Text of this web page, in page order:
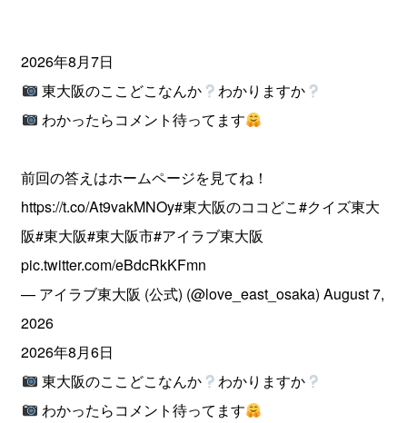
2026年8月7日
東大阪のここどこなんか
わかりますか
わかったらコメント待ってます
前回の答えはホームページを見てね！
https://t.co/At9vakMNOy#東大阪のココどこ#クイズ東大
阪#東大阪#東大阪市#アイラブ東大阪
pic.twitter.com/eBdcRkKFmn
— アイラブ東大阪 (公式) (@love_east_osaka)August 7,
2026
2026年8月6日
東大阪のここどこなんか
わかりますか
わかったらコメント待ってます